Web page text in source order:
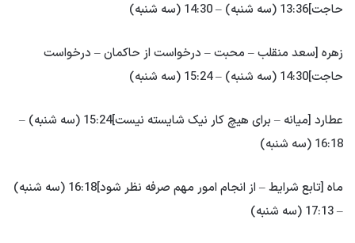
حاجت]13:36 (سه شنبه) – 14:30 (سه شنبه)
زهره [سعد منقلب – محبت – درخواست از حاکمان – درخواست
حاجت]14:30 (سه شنبه) – 15:24 (سه شنبه)
عطارد [میانه – برای هیچ کار نیک شایسته نیست]15:24 (سه شنبه) –
16:18 (سه شنبه)
ماه [تابع شرایط – از انجام امور مهم صرفه نظر شود]16:18 (سه شنبه)
– 17:13 (سه شنبه)